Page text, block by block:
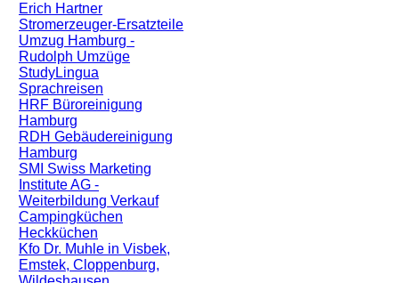
Erich Hartner
Stromerzeuger-Ersatzteile
Umzug Hamburg -
Rudolph Umzüge
StudyLingua
Sprachreisen
HRF Büroreinigung
Hamburg
RDH Gebäudereinigung
Hamburg
SMI Swiss Marketing
Institute AG -
Weiterbildung Verkauf
Campingküchen
Heckküchen
Kfo Dr. Muhle in Visbek,
Emstek, Cloppenburg,